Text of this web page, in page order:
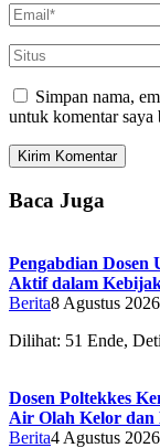
Simpan nama,
untuk komentar saya
Baca Juga
Pengabdian
Aktif dalam
Berita8 Agustus 2026
Dilihat: 51 Ende,
Dosen Poltekkes
Air Olah Kelor
Berita4 Agustus 2026